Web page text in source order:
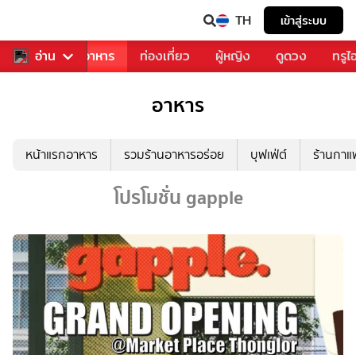
TH เข้าสู่ระบบ
อ่าน
การเพลง อาหาร ท่องเที่ยว ผู้หญิง ดูดวง ทรู
อาหาร
หน้าแรกอาหาร รวมร้านอาหารอร่อย บุฟเฟ่ต์ ร้านกา
โปรโมชั่น gapple